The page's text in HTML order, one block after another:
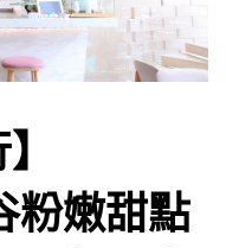
粉嫩甜點